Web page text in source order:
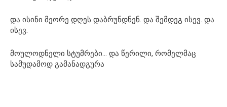
და ისინი მეორე დღეს დაბრუნდნენ. და შემდეგ ისევ. და
ისევ.
მოულოდნელი სტუმრები… და წერილი, რომელმაც
სამუდამოდ გამანადგურა